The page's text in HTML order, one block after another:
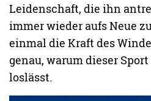
Leidenschaft, die ihn
immer wieder aufs Neue
einmal die Kraft des
genau, warum dieser
loslässt.